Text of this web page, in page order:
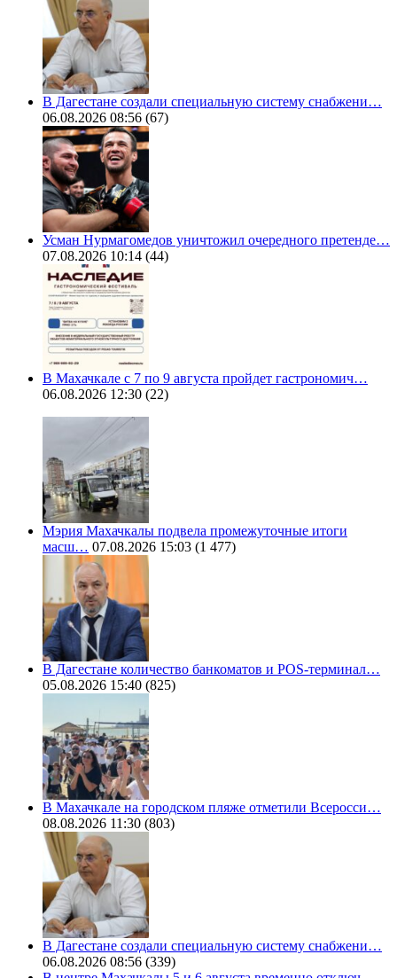
В Дагестане создали специальную систему снабжени…
06.08.2026 08:56 (67)
Усман Нурмагомедов уничтожил очередного претенде…
07.08.2026 10:14 (44)
В Махачкале с 7 по 9 августа пройдет гастрономич…
06.08.2026 12:30 (22)
Мэрия Махачкалы подвела промежуточные итоги
масш… 07.08.2026 15:03 (1 477)
В Дагестане количество банкоматов и POS-терминал…
05.08.2026 15:40 (825)
В Махачкале на городском пляже отметили Всеросси…
08.08.2026 11:30 (803)
В Дагестане создали специальную систему снабжени…
06.08.2026 08:56 (339)